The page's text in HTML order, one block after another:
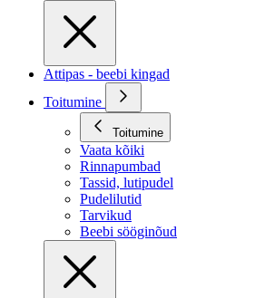
Attipas - beebi kingad
Toitumine
Toitumine
Vaata kõiki
Rinnapumbad
Tassid, lutipudel
Pudelilutid
Tarvikud
Beebi sööginõud